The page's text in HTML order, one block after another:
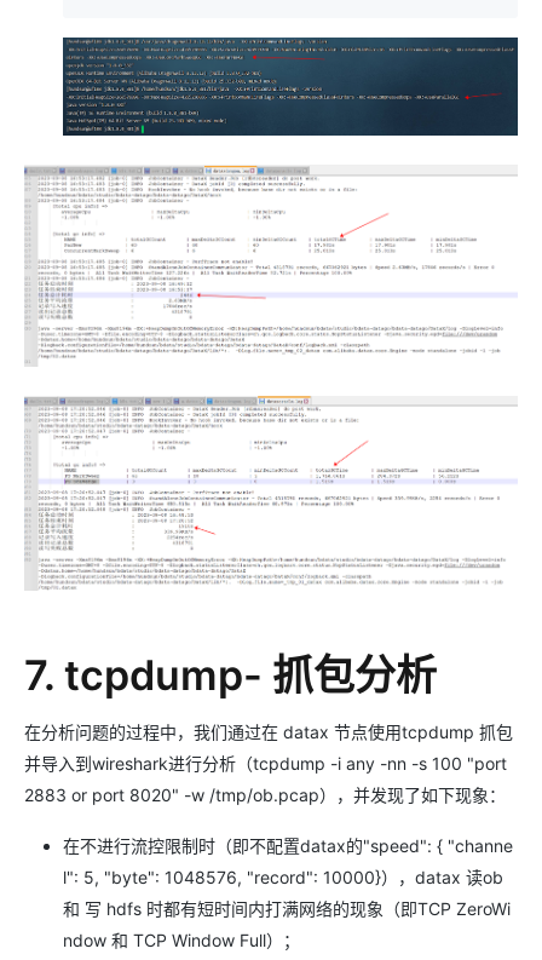
7. tcpdump- 抓包分析
在分析问题的过程中，我们通过在 datax 节点使用tcpdump 抓包
并导入到wireshark进行分析（tcpdump -i any -nn -s 100 "port
2883 or port 8020" -w /tmp/ob.pcap），并发现了如下现象：
在不进行流控限制时（即不配置datax的"speed": { "channe
l": 5, "byte": 1048576, "record": 10000}），datax 读ob
和 写 hdfs 时都有短时间内打满网络的现象（即TCP ZeroWi
ndow 和 TCP Window Full）；